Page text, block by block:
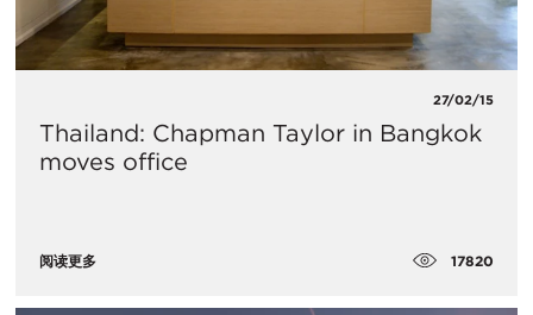
27/02/15
Thailand: Chapman Taylor in Bangkok
moves office
阅读更多 17820